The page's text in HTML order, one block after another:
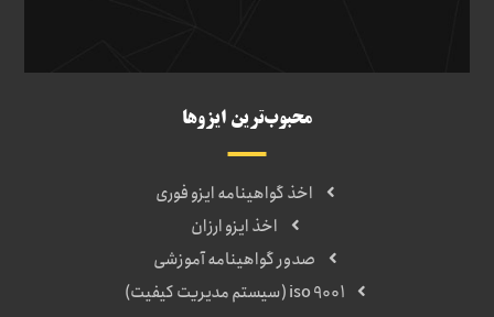
محبوب‌ترین ایزوها
اخذ گواهینامه ایزو فوری
اخذ ایزو ارزان
صدور گواهینامه آموزشی
iso 9001 (سیستم مدیریت کیفیت)